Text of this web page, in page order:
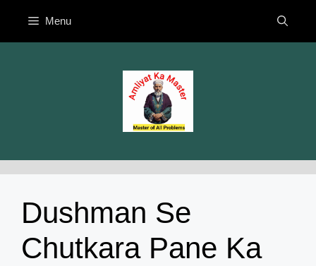
content
Menu
Dushman Se
Chutkara Pane Ka